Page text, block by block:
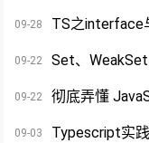
09-28 TS之interface
09-22 Set、
09-22 彻底弄懂
09-03 Typescript实